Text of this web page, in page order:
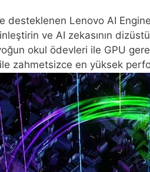
desteklenen Lenovo AI
ve AI zekasının
okul ödevleri ile GPU
zahmetsizce en yüksek